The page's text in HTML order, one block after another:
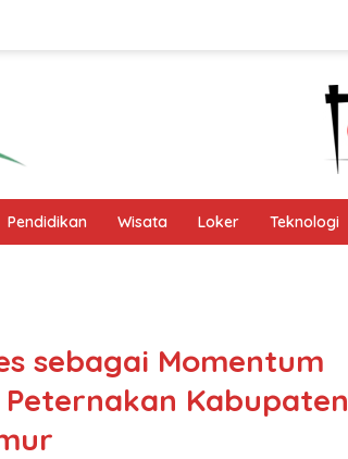
Pendidikan Wisata Loker Teknologi
sebagai Momentum
Kabupaten